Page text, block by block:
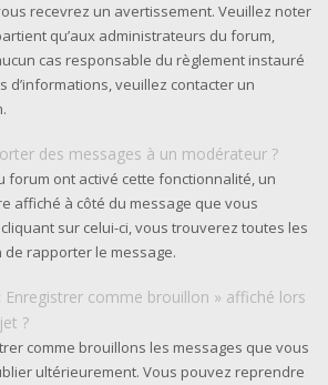
recevrez un avertissement. Veuillez noter
qu’aux administrateurs du forum,
cas responsable du règlement instauré
d’informations, veuillez contacter un
des messages à un modérateur ?
forum ont activé cette fonctionnalité, un
affiché à côté du message que vous
sur celui-ci, vous trouverez toutes les
rapporter le message.
comme brouillon » affiché lors
?
comme brouillons les messages que vous
ultérieurement. Vous pouvez reprendre